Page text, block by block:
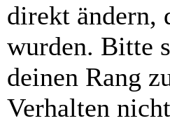
direkt ändern,
wurden. Bitte
deinen Rang
Verhalten